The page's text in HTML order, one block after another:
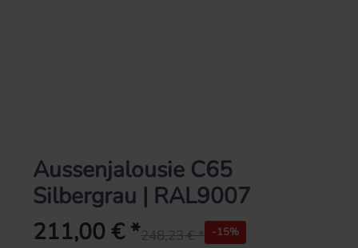
Aussenjalousie C65
Silbergrau | RAL9007
Regulärer Preis:
211,00 € *248,23 € * -15%